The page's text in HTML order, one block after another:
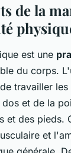
de la
est une
du corps.
travailler
et de la
et des pieds.
et